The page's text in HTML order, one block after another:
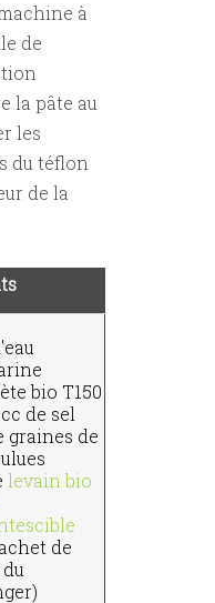
à
de
la pâte au
les
du téflon
de la
bio T150
cc de sel
graines de
levain bio
de